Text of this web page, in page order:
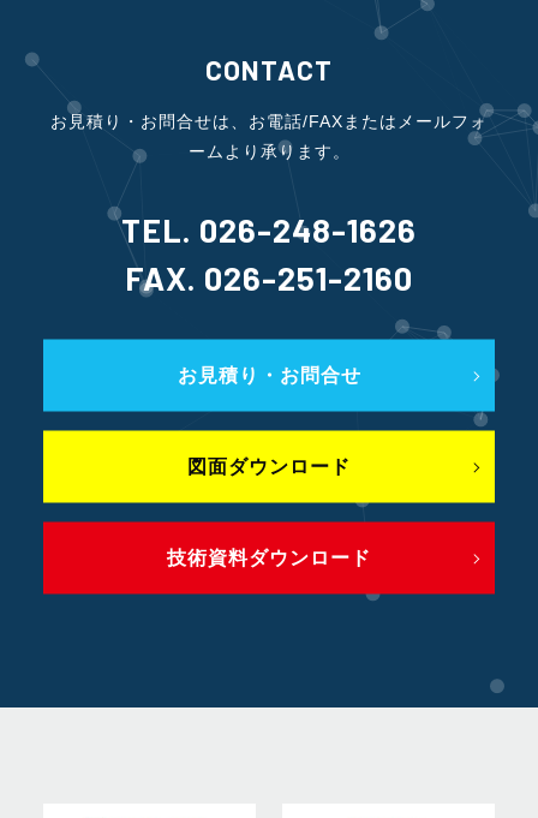
CONTACT
お見積り・お問合せは、お電話/FAXまたはメールフォ
ームより承ります。
TEL. 026-248-1626
FAX. 026-251-2160
お見積り・お問合せ
図面ダウンロード
技術資料ダウンロード